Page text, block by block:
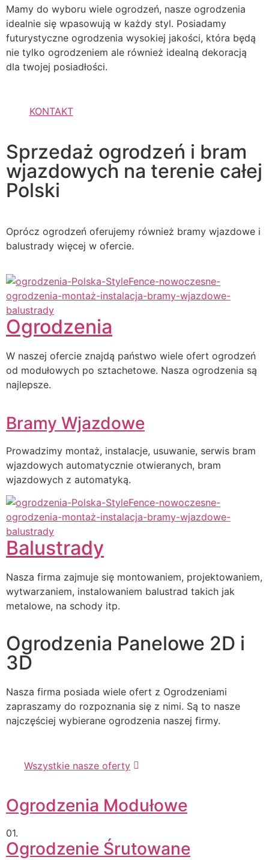
Mamy do wyboru wiele ogrodzeń, nasze ogrodzenia
idealnie się wpasowują w każdy styl. Posiadamy
futurystyczne ogrodzenia wysokiej jakości, która będą
nie tylko ogrodzeniem ale również idealną dekoracją
dla twojej posiadłości.
KONTAKT
Sprzedaż ogrodzeń i bram
wjazdowych na terenie całej
Polski
Oprócz ogrodzeń oferujemy również bramy wjazdowe i
balustrady więcej w ofercie.
Ogrodzenia
W naszej ofercie znajdą państwo wiele ofert ogrodzeń
od modułowych po sztachetowe. Nasza ogrodzenia są
najlepsze.
Bramy Wjazdowe
Prowadzimy montaż, instalacje, usuwanie, serwis bram
wjazdowych automatycznie otwieranych, bram
wjazdowych z automatyką.
Balustrady
Nasza firma zajmuje się montowaniem, projektowaniem,
wytwarzaniem, instalowaniem balustrad takich jak
metalowe, na schody itp.
Ogrodzenia Panelowe 2D i
3D
Nasza firma posiada wiele ofert z Ogrodzeniami
zapraszamy do rozpoznania się z nimi. Są to nasze
najczęściej wybierane ogrodzenia naszej firmy.
Wszystkie nasze oferty
Ogrodzenia Modułowe
01.
Ogrodzenie Śrutowane